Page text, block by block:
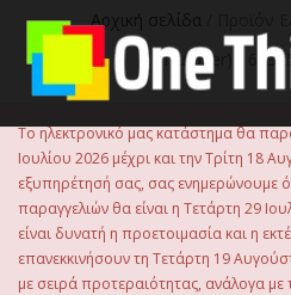
Αρχική σελίδα
Number) /
Το ηλεκτρονικό μας κατάστημα θα
Ιουλίου 2026 μέχρι και την Τρίτη 18
εξυπηρέτησή σας, σας ενημερώνουμε
παραγγελιών θα είναι η Τετάρτη 29
είναι δυνατή η προετοιμασία και η
επανεκκινήσουν τη Τετάρτη 19
με σειρά προτεραιότητας, ανάλογα